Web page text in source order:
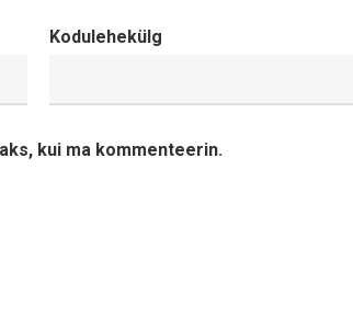
Kodulehekülg
kui ma kommenteerin.